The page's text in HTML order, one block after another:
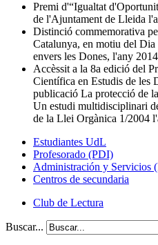
Premi d'“Igualtat
de l'Ajuntament de Lleida
Distinció commemorativa
Catalunya, en motiu del
envers les Dones, l'any
Accèssit a la 8a edició del
Científica en Estudis de les
publicació La protecció de
Un estudi multidisciplinari
de la Llei Orgànica 1/2004
Estudiantes UdL
Profesorado (PDI)
Administración y Servicios
Centros de secundaria
Club de Lectura
Buscar...